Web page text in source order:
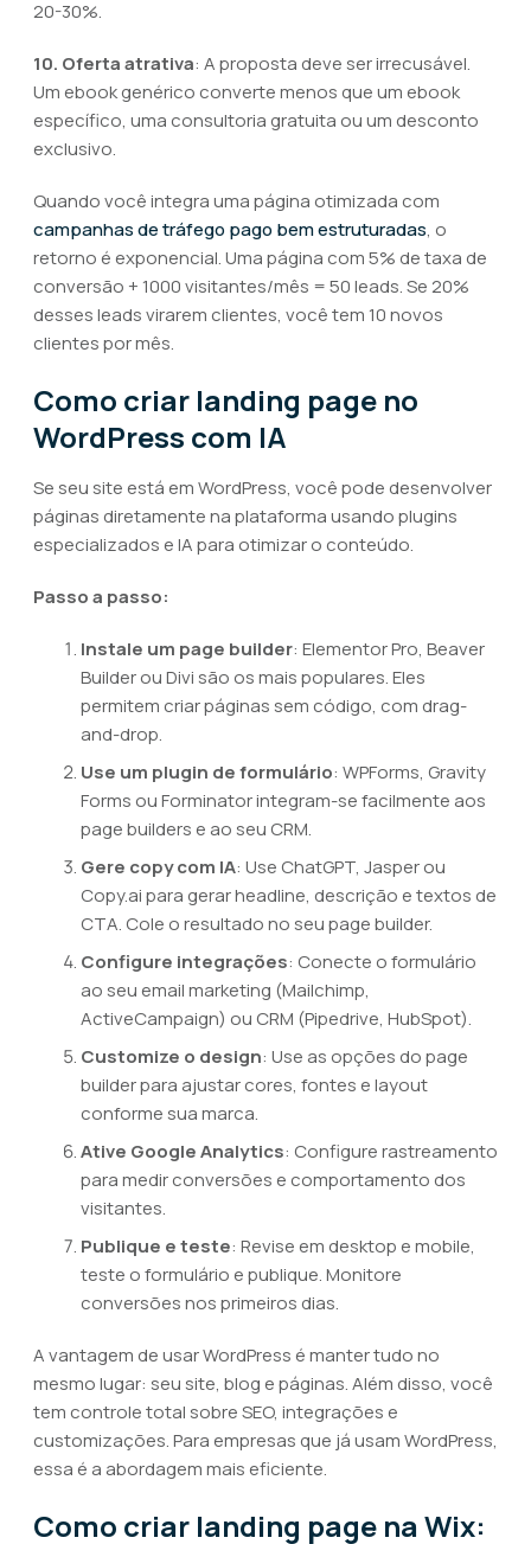
20-30%.
10. Oferta atrativa: A proposta deve ser irrecusável.
Um ebook genérico converte menos que um ebook
específico, uma consultoria gratuita ou um desconto
exclusivo.
Quando você integra uma página otimizada com
campanhas de tráfego pago bem estruturadas, o
retorno é exponencial. Uma página com 5% de taxa de
conversão + 1000 visitantes/mês = 50 leads. Se 20%
desses leads virarem clientes, você tem 10 novos
clientes por mês.
Como criar landing page no
WordPress com IA
Se seu site está em WordPress, você pode desenvolver
páginas diretamente na plataforma usando plugins
especializados e IA para otimizar o conteúdo.
Passo a passo:
Instale um page builder: Elementor Pro, Beaver
Builder ou Divi são os mais populares. Eles
permitem criar páginas sem código, com drag-
and-drop.
Use um plugin de formulário: WPForms, Gravity
Forms ou Forminator integram-se facilmente aos
page builders e ao seu CRM.
Gere copy com IA: Use ChatGPT, Jasper ou
Copy.ai para gerar headline, descrição e textos de
CTA. Cole o resultado no seu page builder.
Configure integrações: Conecte o formulário
ao seu email marketing (Mailchimp,
ActiveCampaign) ou CRM (Pipedrive, HubSpot).
Customize o design: Use as opções do page
builder para ajustar cores, fontes e layout
conforme sua marca.
Ative Google Analytics: Configure rastreamento
para medir conversões e comportamento dos
visitantes.
Publique e teste: Revise em desktop e mobile,
teste o formulário e publique. Monitore
conversões nos primeiros dias.
A vantagem de usar WordPress é manter tudo no
mesmo lugar: seu site, blog e páginas. Além disso, você
tem controle total sobre SEO, integrações e
customizações. Para empresas que já usam WordPress,
essa é a abordagem mais eficiente.
Como criar landing page na Wix: